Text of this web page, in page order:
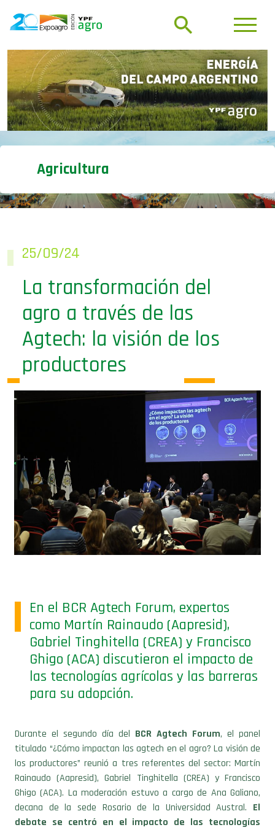
Agricultura
25/09/24
La transformación del
agro a través de las
Agtech: la visión de los
productores
En el BCR Agtech Forum, expertos
como Martín Rainaudo (Aapresid),
Gabriel Tinghitella (CREA) y Francisco
Ghigo (ACA) discutieron el impacto de
las tecnologías agrícolas y las barreras
para su adopción.
Durante el segundo día del BCR Agtech Forum, el panel
titulado “¿Cómo impactan las agtech en el agro? La visión de
los productores” reunió a tres referentes del sector: Martín
Rainaudo (Aapresid), Gabriel Tinghitella (CREA) y Francisco
Ghigo (ACA). La moderación estuvo a cargo de Ana Galiano,
decana de la sede Rosario de la Universidad Austral. El
debate se centró en el impacto de las tecnologías